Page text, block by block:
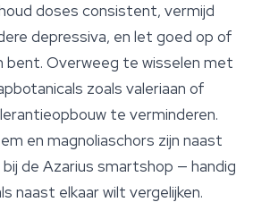
doses consistent, vermijd
depressiva, en let goed op of
bent. Overweeg te wisselen met
zoals valeriaan of
te verminderen.
en magnoliaschors zijn naast
de Azarius smartshop — handig
naast elkaar wilt vergelijken.